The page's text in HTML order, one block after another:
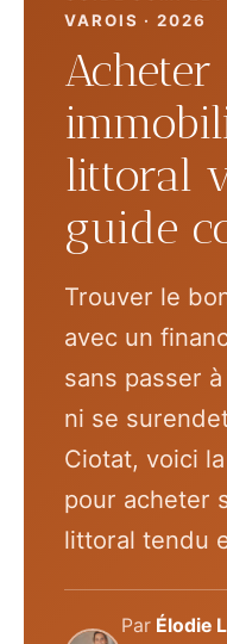
VAROIS · 2026
littoral
guide
Trouver le
avec un
sans passer
ni se
Ciotat, voici
pour acheter
littoral tendu
Par Élodie